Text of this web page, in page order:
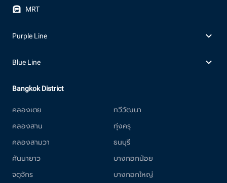
MRT
Purple Line
Blue Line
Bangkok District
คลองเตย
คลองสาน
คลองสามวา
คันนายาว
จตุจักร
ทวีวัฒนา
ทุ่งครุ
ธนบุรี
บางกอกน้อย
บางกอกใหญ่